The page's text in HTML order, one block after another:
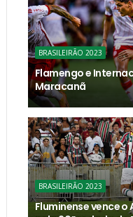
BRASILEIRÃO 2023
Flamengo e
Maracanã
BRASILEIRÃO 2023
Fluminense vence